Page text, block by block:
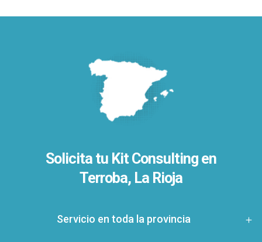
Solicita tu Kit Consulting en
Terroba, La Rioja
Servicio en toda la provincia